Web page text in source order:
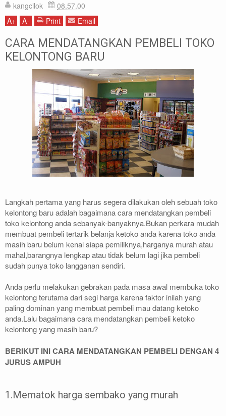
kangcilok
08.57.00
A+ A- Print Email
CARA MENDATANGKAN PEMBELI TOKO
KELONTONG BARU
Langkah pertama yang harus segera dilakukan oleh sebuah toko
kelontong baru adalah bagaimana cara mendatangkan pembeli
toko kelontong anda sebanyak-banyaknya.Bukan perkara mudah
membuat pembeli tertarik belanja ketoko anda karena toko anda
masih baru belum kenal siapa pemiliknya,harganya murah atau
mahal,barangnya lengkap atau tidak belum lagi jika pembeli
sudah punya toko langganan sendiri.
Anda perlu melakukan gebrakan pada masa awal membuka toko
kelontong terutama dari segi harga karena faktor inilah yang
paling dominan yang membuat pembeli mau datang ketoko
anda.Lalu bagaimana cara mendatangkan pembeli ketoko
kelontong yang masih baru?
BERIKUT INI CARA MENDATANGKAN PEMBELI DENGAN 4
JURUS AMPUH
1.Mematok harga sembako yang murah